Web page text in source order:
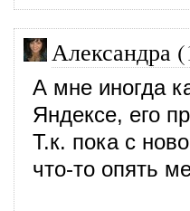
Александра
А мне иногда
Яндексе, его
Т.к. пока с
что-то опять